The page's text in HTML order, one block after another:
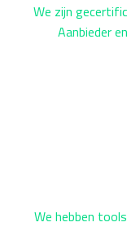
We zijn
Aanbieder
We hebben